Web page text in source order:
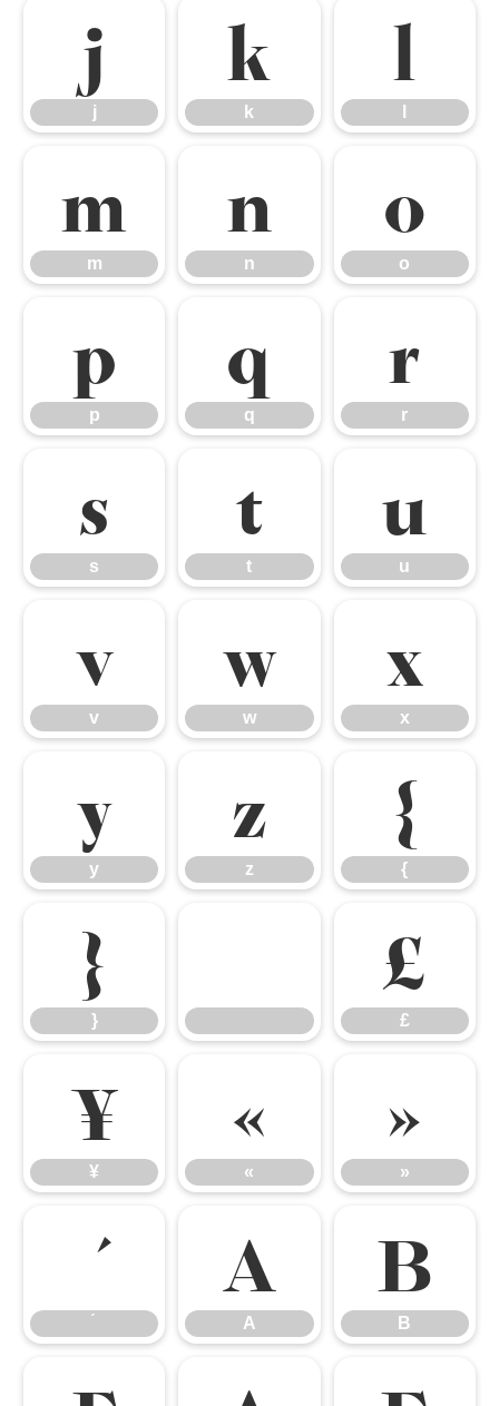
j
j
k
k
l
m
m
n
n
o
o
p
p
q
q
r
r
s
s
t
t
u
u
v
v
w
w
x
x
y
y
z
z
{
{
}
}
£
£
¥
¥
«
«
»
»
Α
Α
Β
Β